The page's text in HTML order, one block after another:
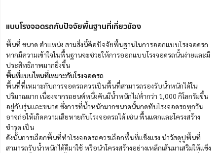
แบบโรงจอดรถกับปัจจัยพื้นฐานที่เกี่ยวข้อง
พื้นที่ ขนาด ตำแหน่ง สามสิ่งนี้คือปัจจัยพื้นฐานในการออกแบบโรงจอดรถ
หากมีความเข้าใจในพื้นฐานจะช่วยให้การออกแบบโรงจอดรถนั้นง่ายและมี
ประสิทธิภาพมากยิ่งขึ้น
พื้นที่แบบไหนที่เหมาะกับโรงจอดรถ
พื้นที่ที่เหมาะกับการจอดรถควรเป็นพื้นที่สามารถรองรับน้ำหนักได้ใน
ปริมาณมาก เนื่องจากรถยนต์หนึ่งคันมีน้ำหนักไม่ต่ำกว่า 1,000 กิโลกรัมขึ้น
อยู่กับรุ่นและขนาด ซึ่งการที่น้ำหนักมากขนาดนั้นกดทับโรงจอดรถทุกวัน
อาจก่อให้เกิดความเสียหายกับโรงจอดรถได้ เช่น พื้นแตกและโครงสร้าง
ชำรุด เป็น
ดังนั้นการเลือกพื้นที่ทำโรงจอดรถควรเลือกพื้นที่แข็งแรง นำวัสดุปูพื้นที่
สามารถรับน้ำหนักได้ดีมาใช้ หรือนำโครงสร้างอย่างเหล็กเส้นมาเสริมให้แข็ง